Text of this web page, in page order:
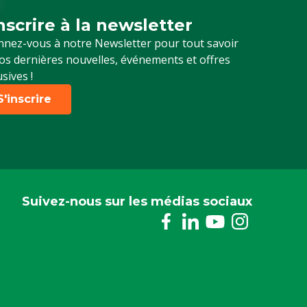
à la newsletter
vous à notre Newsletter pour tout savoir
dernières nouvelles, événements et offres
!
vous à notre newsletter
Suivez-nous sur les médias sociaux